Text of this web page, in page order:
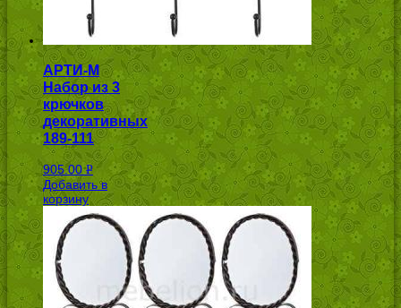
АРТИ-М
Набор из 3
крючков
декоративных
189-111
905.00Р
УБ.
Добавить в
корзину